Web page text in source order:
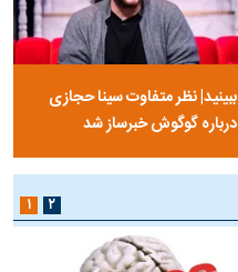
ببینید| نظر متفاوت سینا حجازی
درباره گوگوش خبرساز شد
۱ ۲